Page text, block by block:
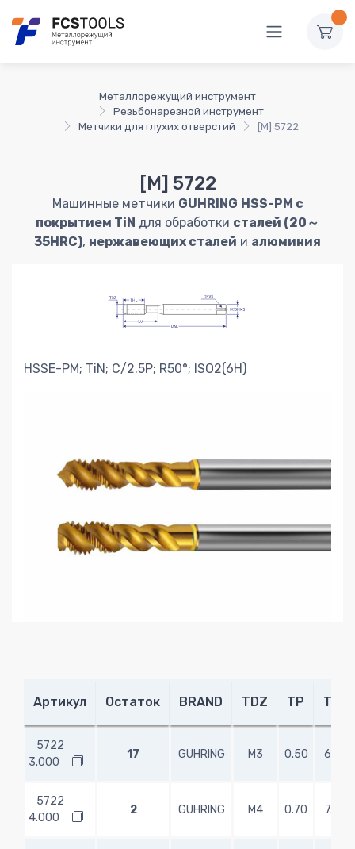
Металлорежущий инструмент
Резьбонарезной инструмент
Метчики для глухих отверстий
[M] 5722
[M] 5722
Машинные метчики GUHRING HSS-PM с
покрытием TiN для обработки сталей (20～
35HRC), нержавеющих сталей и алюминия
HSSE-PM; TiN; C/2.5P; R50°; ISO2(6H)
Артикул Остаток BRAND TDZ TP THL
5722
3.000
17 GUHRING M3 0.50 6.00
5722
4.000
2 GUHRING M4 0.70 7.50